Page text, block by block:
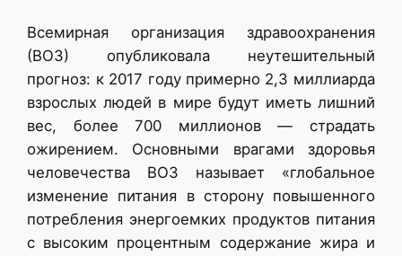
Всемирная организация здравоохранения
(ВОЗ) опубликовала неутешительный
прогноз: к 2017 году примерно 2,3 миллиарда
взрослых людей в мире будут иметь лишний
вес, более 700 миллионов — страдать
ожирением. Основными врагами здоровья
человечества ВОЗ называет «глобальное
изменение питания в сторону повышенного
потребления энергоемких продуктов питания
с высоким процентным содержание жира и